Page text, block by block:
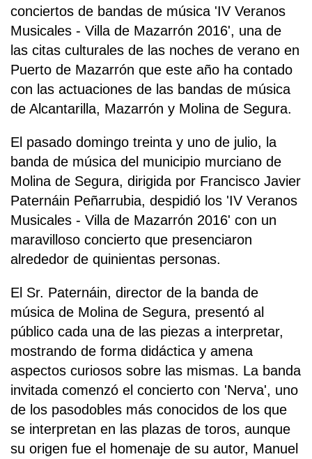
conciertos de bandas de música 'IV Veranos
Musicales - Villa de Mazarrón 2016', una de
las citas culturales de las noches de verano en
Puerto de Mazarrón que este año ha contado
con las actuaciones de las bandas de música
de Alcantarilla, Mazarrón y Molina de Segura.
El pasado domingo treinta y uno de julio, la
banda de música del municipio murciano de
Molina de Segura, dirigida por Francisco Javier
Paternáin Peñarrubia, despidió los 'IV Veranos
Musicales - Villa de Mazarrón 2016' con un
maravilloso concierto que presenciaron
alrededor de quinientas personas.
El Sr. Paternáin, director de la banda de
música de Molina de Segura, presentó al
público cada una de las piezas a interpretar,
mostrando de forma didáctica y amena
aspectos curiosos sobre las mismas. La banda
invitada comenzó el concierto con 'Nerva', uno
de los pasodobles más conocidos de los que
se interpretan en las plazas de toros, aunque
su origen fue el homenaje de su autor, Manuel